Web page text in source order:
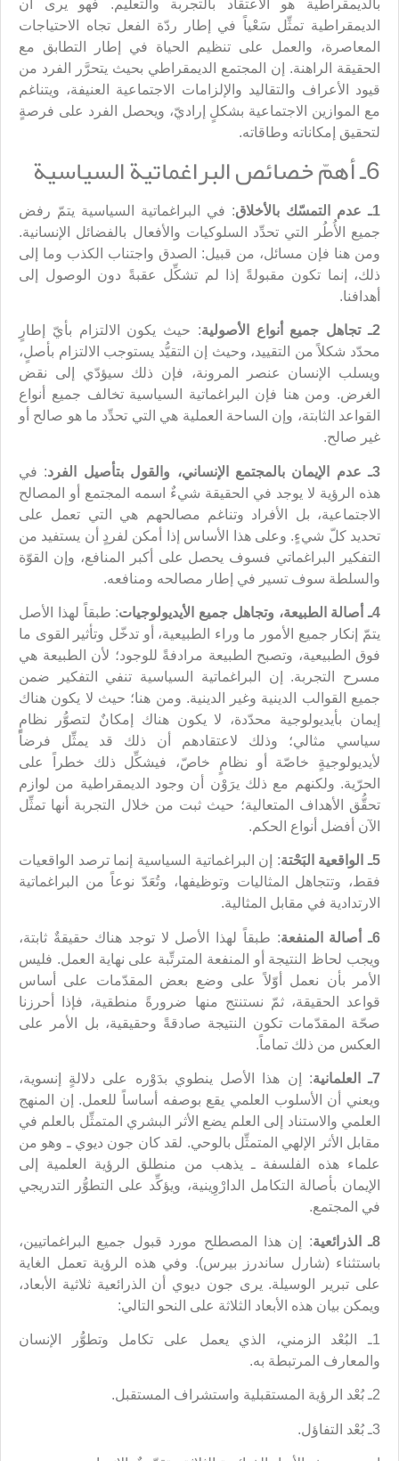
بالديمقراطية هو الاعتقاد بالتجربة والتعليم. فهو يرى أن
الديمقراطية تمثِّل سَعْياً في إطار ردّة الفعل تجاه الاحتياجات
المعاصرة، والعمل على تنظيم الحياة في إطار التطابق مع
الحقيقة الراهنة. إن المجتمع الديمقراطي بحيث يتحرَّر الفرد من
قيود الأعراف والتقاليد والإلزامات الاجتماعية العنيفة، ويتناغم
مع الموازين الاجتماعية بشكلٍ إراديّ، ويحصل الفرد على فرصةٍ
لتحقيق إمكاناته وطاقاته.
6ـ أهمّ خصائص البراغماتية السياسية
1ـ عدم التمسّك بالأخلاق
: في البراغماتية السياسية يتمّ رفض
جميع الأُطُر التي تحدِّد السلوكيات والأفعال بالفضائل الإنسانية.
ومن هنا فإن مسائل، من قبيل: الصدق واجتناب الكذب وما إلى
ذلك، إنما تكون مقبولةً إذا لم تشكِّل عقبةً دون الوصول إلى
أهدافنا.
2ـ تجاهل جميع أنواع الأصولية
: حيث يكون الالتزام بأيّ إطارٍ
محدّد شكلاً من التقييد، وحيث إن التقيُّد يستوجب الالتزام بأصلٍ،
ويسلب الإنسان عنصر المرونة، فإن ذلك سيؤدّي إلى نقض
الغرض. ومن هنا فإن البراغماتية السياسية تخالف جميع أنواع
القواعد الثابتة، وإن الساحة العملية هي التي تحدِّد ما هو صالح أو
غير صالح.
3ـ عدم الإيمان بالمجتمع الإنساني، والقول بتأصيل الفرد
: في
هذه الرؤية لا يوجد في الحقيقة شيءٌ اسمه المجتمع أو المصالح
الاجتماعية، بل الأفراد وتناغم مصالحهم هي التي تعمل على
تحديد كلّ شيءٍ. وعلى هذا الأساس إذا أمكن لفردٍ أن يستفيد من
التفكير البراغماتي فسوف يحصل على أكبر المنافع، وإن القوّة
والسلطة سوف تسير في إطار مصالحه ومنافعه.
4ـ أصالة الطبيعة، وتجاهل جميع الأيديولوجيات
: طبقاً لهذا الأصل
يتمّ إنكار جميع الأمور ما وراء الطبيعية، أو تدخّل وتأثير القوى ما
فوق الطبيعية، وتصبح الطبيعة مرادفةً للوجود؛ لأن الطبيعة هي
مسرح التجربة. إن البراغماتية السياسية تنفي التفكير ضمن
جميع القوالب الدينية وغير الدينية. ومن هنا؛ حيث لا يكون هناك
إيمان بأيديولوجية محدّدة، لا يكون هناك إمكانٌ لتصوُّر نظامٍ
سياسي مثالي؛ وذلك لاعتقادهم أن ذلك قد يمثِّل فرضاً
لأيديولوجيةٍ خاصّة أو نظامٍ خاصّ، فيشكِّل ذلك خطراً على
الحرّية. ولكنهم مع ذلك يرَوْن أن وجود الديمقراطية من لوازم
تحقُّق الأهداف المتعالية؛ حيث ثبت من خلال التجربة أنها تمثِّل
الآن أفضل أنواع الحكم.
5ـ الواقعية البَحْتة
: إن البراغماتية السياسية إنما ترصد الواقعيات
فقط، وتتجاهل المثاليات وتوظيفها، وتُعَدّ نوعاً من البراغماتية
الارتدادية في مقابل المثالية.
6ـ أصالة المنفعة
: طبقاً لهذا الأصل لا توجد هناك حقيقةٌ ثابتة،
ويجب لحاظ النتيجة أو المنفعة المترتِّبة على نهاية العمل. فليس
الأمر بأن نعمل أوّلاً على وضع بعض المقدّمات على أساس
قواعد الحقيقة، ثمّ نستنتج منها ضرورةً منطقية، فإذا أحرزنا
صحّة المقدّمات تكون النتيجة صادقةً وحقيقية، بل الأمر على
العكس من ذلك تماماً.
7ـ العلمانية
: إن هذا الأصل ينطوي بدَوْره على دلالةٍ إنسوية،
ويعني أن الأسلوب العلمي يقع بوصفه أساساً للعمل. إن المنهج
العلمي والاستناد إلى العلم يضع الأثر البشري المتمثِّل بالعلم في
مقابل الأثر الإلهي المتمثِّل بالوحي. لقد كان جون ديوي ـ وهو من
علماء هذه الفلسفة ـ يذهب من منطلق الرؤية العلمية إلى
الإيمان بأصالة التكامل الدارْوِينية، ويؤكِّد على التطوُّر التدريجي
في المجتمع.
8ـ الذرائعية
: إن هذا المصطلح مورد قبول جميع البراغماتيين،
باستثناء (شارل ساندرز بيرس). وفي هذه الرؤية تعمل الغاية
على تبرير الوسيلة. يرى جون ديوي أن الذرائعية ثلاثية الأبعاد،
ويمكن بيان هذه الأبعاد الثلاثة على النحو التالي:
1ـ البُعْد الزمني، الذي يعمل على تكامل وتطوُّر الإنسان
والمعارف المرتبطة به.
2ـ بُعْد الرؤية المستقبلية واستشراف المستقبل.
3ـ بُعْد التفاؤل.